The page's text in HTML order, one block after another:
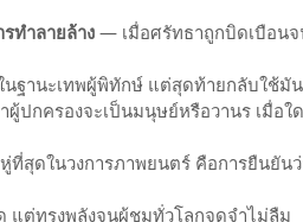
ทำลายล้าง — เมื่อศรัทธาถูกบิดเบือน
ฐานะเทพผู้พิทักษ์ แต่สุดท้ายกลับใช้มั
ปกครองจะเป็นมนุษย์หรือวานร เมื่อใ
สุดในวงการภาพยนตร์ คือการยืนยัน
แต่ทรงพลังจนผู้ชมทั่วโลกจดจำไม่ลืม